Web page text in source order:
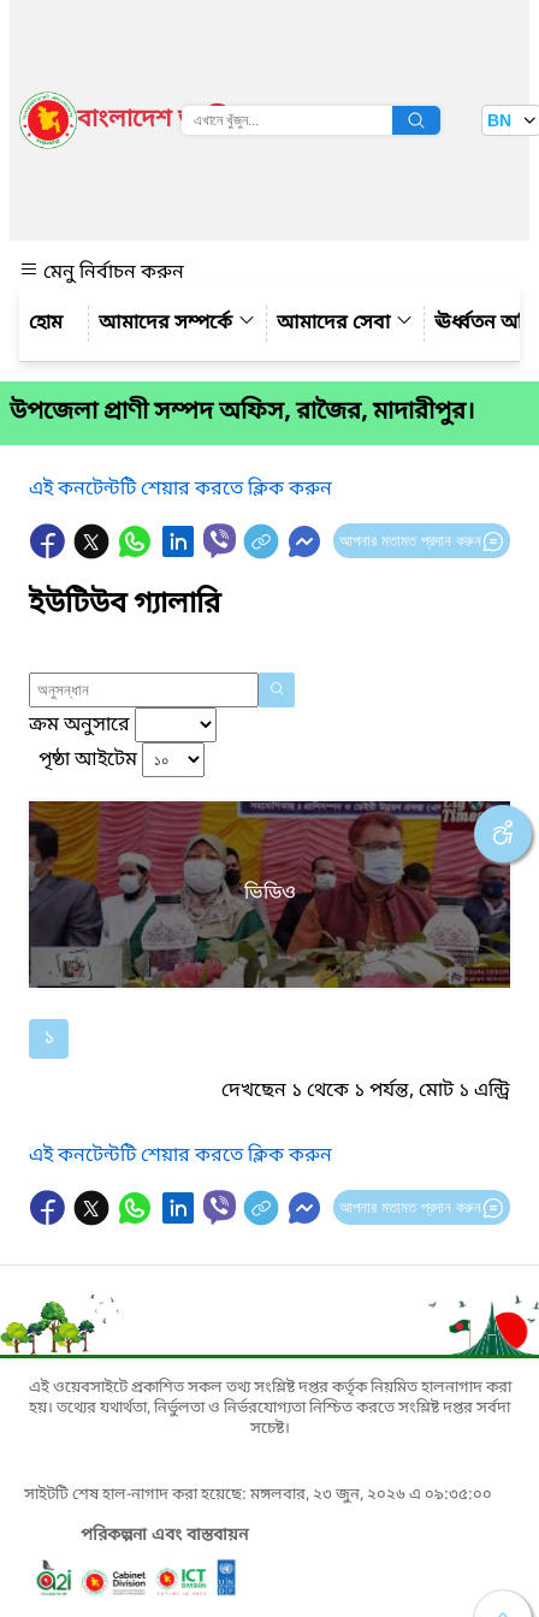
বাংলাদেশ জাতীয় তথ্য বাতায়ন BN
মেনু নির্বাচন করুন
আমাদের সম্পর্কে
আমাদের সেবা ঊর্ধ্বতন
উপজেলা প্রাণী সম্পদ অফিস, রাজৈর, মাদারীপুর।
এই কনটেন্টটি শেয়ার করতে ক্লিক করুন
আপনার মতামত প্রদান করুন
ইউটিউব গ্যালারি
ক্রম অনুসারে
পৃষ্ঠা আইটেম
ভিডিও
১
দেখছেন ১ থেকে ১ পর্যন্ত, মোট ১ এন্ট্রি
এই কনটেন্টটি শেয়ার করতে ক্লিক করুন
আপনার মতামত প্রদান করুন
এই ওয়েবসাইটে প্রকাশিত সকল তথ্য সংশ্লিষ্ট দপ্তর কর্তৃক নিয়মিত হালনাগাদ করা
হয়। তথ্যের যথার্থতা, নির্ভুলতা ও নির্ভরযোগ্যতা নিশ্চিত করতে সংশ্লিষ্ট দপ্তর সর্বদা
সচেষ্ট।
সাইটটি শেষ হাল-নাগাদ করা হয়েছে: মঙ্গলবার, ২৩ জুন, ২০২৬ এ ০৯:৩৫:০০
পরিকল্পনা এবং বাস্তবায়ন